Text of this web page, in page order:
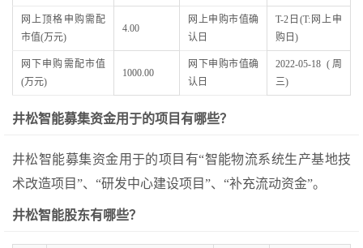
网上顶格申购需配
市值(万元)
4.00
网上申购市值确
认日
T-2日(T:网上申
购日)
网下申购需配市值
(万元)
1000.00
网下申购市值确
认日
2022-05-18 (周
三)
井松智能募集资金用于的项目有哪些？
井松智能募集资金用于的项目有“智能物流系统生产基地技
术改造项目”、“研发中心建设项目”、“补充流动资金”。
井松智能股东有哪些？